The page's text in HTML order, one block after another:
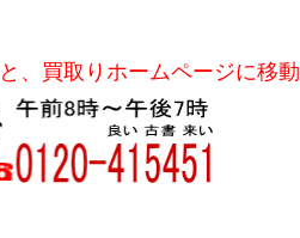
、買取りホームページに移動